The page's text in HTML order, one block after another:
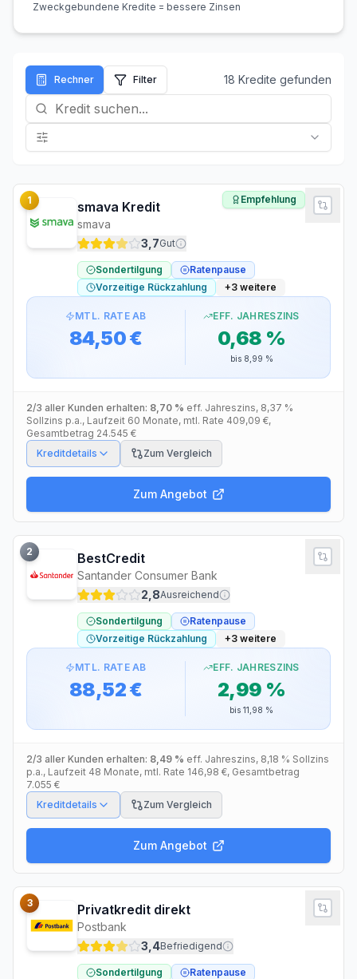
Zweckgebundene Kredite = bessere Zinsen
Rechner Filter 18 Kredite gefunden
smava Kredit
smava
3,7Gut
Sondertilgung
Ratenpause
Vorzeitige Rückzahlung
+3 weitere
MTL. RATE AB
84,50 €
EFF. JAHRESZINS
0,68 %
bis 8,99 %
1 Empfehlung
2/3 aller Kunden erhalten: 8,70 % eff. Jahreszins, 8,37 %
Sollzins p.a., Laufzeit 60 Monate, mtl. Rate 409,09 €,
Gesamtbetrag 24.545 €
Kreditdetails
Zum Vergleich
Zum Angebot
BestCredit
Santander Consumer Bank
2,8Ausreichend
Sondertilgung
Ratenpause
Vorzeitige Rückzahlung
+3 weitere
MTL. RATE AB
88,52 €
EFF. JAHRESZINS
2,99 %
bis 11,98 %
2
2/3 aller Kunden erhalten: 8,49 % eff. Jahreszins, 8,18 % Sollzins
p.a., Laufzeit 48 Monate, mtl. Rate 146,98 €, Gesamtbetrag
7.055 €
Kreditdetails
Zum Vergleich
Zum Angebot
Privatkredit direkt
Postbank
3,4Befriedigend
Sondertilgung
Ratenpause
3